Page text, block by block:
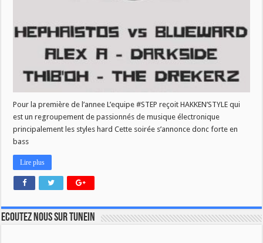
Pour la première de l’annee L’equipe #STEP reçoit HAKKEN’STYLE qui
est un regroupement de passionnés de musique électronique
principalement les styles hard Cette soirée s’annonce donc forte en
bass
Lire plus
Ecoutez nous sur TuneIn